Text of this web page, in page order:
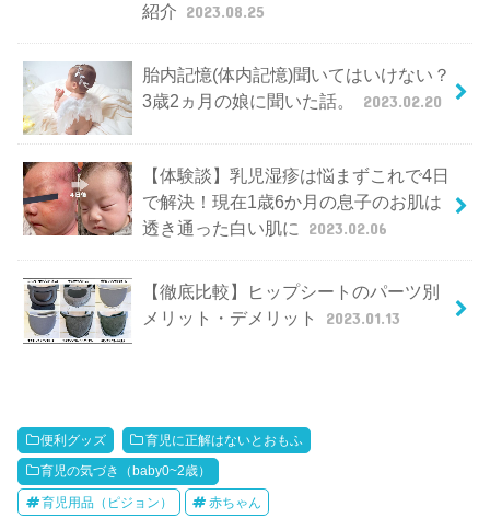
紹介 2023.08.25
胎内記憶(体内記憶)聞いてはいけない？
3歳2ヵ月の娘に聞いた話。
2023.02.20
【体験談】乳児湿疹は悩まずこれで4日
で解決！現在1歳6か月の息子のお肌は
透き通った白い肌に
2023.02.06
【徹底比較】ヒップシートのパーツ別
メリット・デメリット
2023.01.13
便利グッズ 育児に正解はないとおもふ
育児の気づき（baby0~2歳）
育児用品（ピジョン） 赤ちゃん